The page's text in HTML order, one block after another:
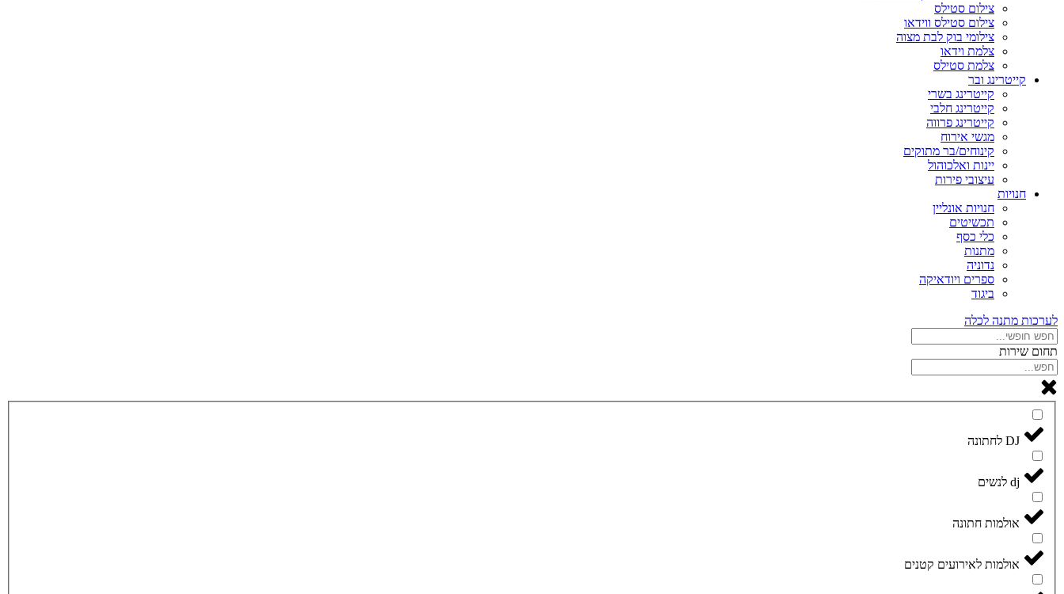
צילום סטילס
צילום סטילס ווידאו
צילומי בוק לבת מצוה
צלמת וידאו
צלמת סטילס
קייטרינג ובר
קייטרינג בשרי
קייטרינג חלבי
קייטרינג פרווה
מגשי אירוח
קינוחים/בר מתוקים
יינות ואלכוהול
עיצובי פירות
חנויות
חנויות אונליין
תכשיטים
כלי כסף
מתנות
נדוניה
ספרים ויודאיקה
ביגוד
לערכות מתנה לכלה
תחום שירות
DJ לחתונה
dj לנשים
אולמות חתונה
אולמות לאירועים קטנים